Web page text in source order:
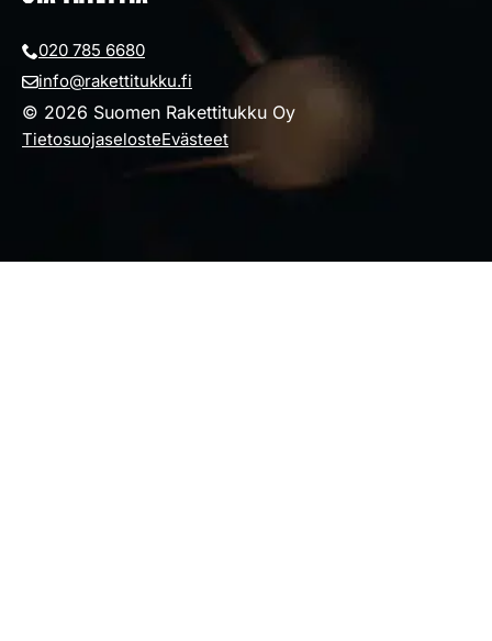
© 2026 Suomen Rakettitukku Oy
TietosuojaselosteEvästeet
020 785 6680
info@rakettitukku.fi